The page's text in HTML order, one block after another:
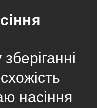
насіння